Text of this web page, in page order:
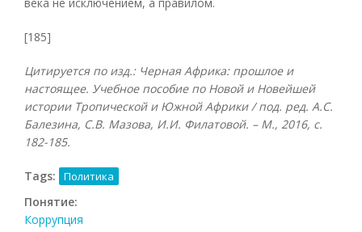
[185]
Цитируется по изд.: Черная Африка: прошлое и
настоящее. Учебное пособие по Новой и Новейшей
истории Тропической и Южной Африки / под. ред. А.С.
Балезина, С.В. Мазова, И.И. Филатовой. – М., 2016, с.
182-185.
Tags: Политика
Понятие:
Коррупция